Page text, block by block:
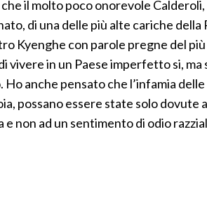
che il molto poco onorevole
di una delle più alte cariche della
Kyenghe con parole pregne del
vivere in un Paese imperfetto si,
Ho anche pensato che l’infamia
possano essere state solo dovute
e non ad un sentimento di odio